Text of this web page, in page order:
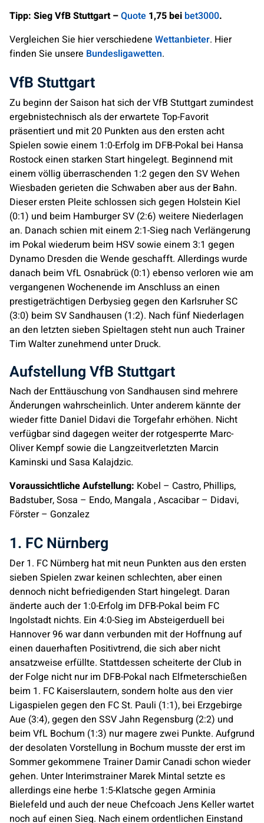
Tipp: Sieg VfB Stuttgart –Quote 1,75 bei bet3000.
Vergleichen Sie hier verschiedene Wettanbieter. Hier
finden Sie unsere Bundesligawetten.
VfB Stuttgart
Zu beginn der Saison hat sich der VfB Stuttgart zumindest
ergebnistechnisch als der erwartete Top-Favorit
präsentiert und mit 20 Punkten aus den ersten acht
Spielen sowie einem 1:0-Erfolg im DFB-Pokal bei Hansa
Rostock einen starken Start hingelegt. Beginnend mit
einem völlig überraschenden 1:2 gegen den SV Wehen
Wiesbaden gerieten die Schwaben aber aus der Bahn.
Dieser ersten Pleite schlossen sich gegen Holstein Kiel
(0:1) und beim Hamburger SV (2:6) weitere Niederlagen
an. Danach schien mit einem 2:1-Sieg nach Verlängerung
im Pokal wiederum beim HSV sowie einem 3:1 gegen
Dynamo Dresden die Wende geschafft. Allerdings wurde
danach beim VfL Osnabrück (0:1) ebenso verloren wie am
vergangenen Wochenende im Anschluss an einen
prestigeträchtigen Derbysieg gegen den Karlsruher SC
(3:0) beim SV Sandhausen (1:2). Nach fünf Niederlagen
an den letzten sieben Spieltagen steht nun auch Trainer
Tim Walter zunehmend unter Druck.
Aufstellung VfB Stuttgart
Nach der Enttäuschung von Sandhausen sind mehrere
Änderungen wahrscheinlich. Unter anderem kännte der
wieder fitte Daniel Didavi die Torgefahr erhöhen. Nicht
verfügbar sind dagegen weiter der rotgesperrte Marc-
Oliver Kempf sowie die Langzeitverletzten Marcin
Kaminski und Sasa Kalajdzic.
Voraussichtliche Aufstellung: Kobel – Castro, Phillips,
Badstuber, Sosa – Endo, Mangala , Ascacibar – Didavi,
Förster – Gonzalez
1. FC Nürnberg
Der 1. FC Nürnberg hat mit neun Punkten aus den ersten
sieben Spielen zwar keinen schlechten, aber einen
dennoch nicht befriedigenden Start hingelegt. Daran
änderte auch der 1:0-Erfolg im DFB-Pokal beim FC
Ingolstadt nichts. Ein 4:0-Sieg im Absteigerduell bei
Hannover 96 war dann verbunden mit der Hoffnung auf
einen dauerhaften Positivtrend, die sich aber nicht
ansatzweise erfüllte. Stattdessen scheiterte der Club in
der Folge nicht nur im DFB-Pokal nach Elfmeterschießen
beim 1. FC Kaiserslautern, sondern holte aus den vier
Ligaspielen gegen den FC St. Pauli (1:1), bei Erzgebirge
Aue (3:4), gegen den SSV Jahn Regensburg (2:2) und
beim VfL Bochum (1:3) nur magere zwei Punkte. Aufgrund
der desolaten Vorstellung in Bochum musste der erst im
Sommer gekommene Trainer Damir Canadi schon wieder
gehen. Unter Interimstrainer Marek Mintal setzte es
allerdings eine herbe 1:5-Klatsche gegen Arminia
Bielefeld und auch der neue Chefcoach Jens Keller wartet
noch auf einen Sieg. Nach einem ordentlichen Einstand